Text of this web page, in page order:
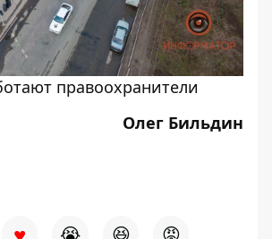
правоохранители
Олег Бильдин
😭 😆 😡